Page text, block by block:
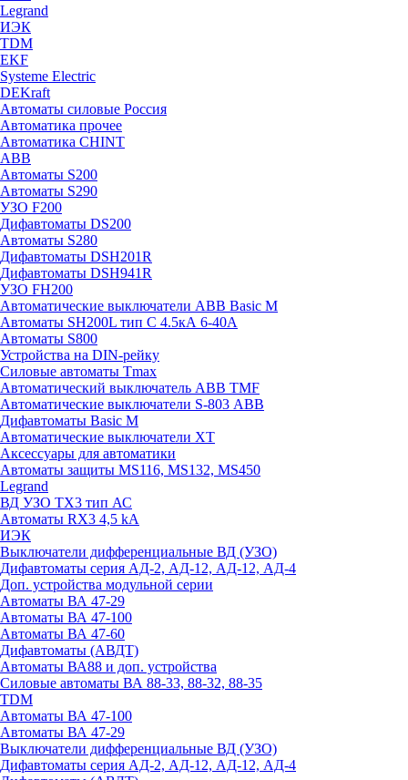
Legrand
ИЭК
TDM
EKF
Systeme Electric
DEKraft
Автоматы силовые Россия
Автоматика прочее
Автоматика CHINT
ABB
Автоматы S200
Автоматы S290
УЗО F200
Дифавтоматы DS200
Автоматы S280
Дифавтоматы DSH201R
Дифавтоматы DSH941R
УЗО FH200
Автоматические выключатели ABB Basic M
Автоматы SH200L тип С 4.5кА 6-40А
Автоматы S800
Устройства на DIN-рейку
Силовые автоматы Tmax
Автоматический выключатель ABB TMF
Автоматические выключатели S-803 АВВ
Дифавтоматы Basic M
Автоматические выключатели XT
Аксессуары для автоматики
Автоматы защиты MS116, MS132, MS450
Legrand
ВД УЗО TX3 тип АС
Автоматы RX3 4,5 kA
ИЭК
Выключатели дифференциальные ВД (УЗО)
Дифавтоматы серия АД-2, АД-12, АД-12, АД-4
Доп. устройства модульной серии
Автоматы ВА 47-29
Автоматы ВА 47-100
Автоматы ВА 47-60
Дифавтоматы (АВДТ)
Автоматы ВА88 и доп. устройства
Силовые автоматы ВА 88-33, 88-32, 88-35
TDM
Автоматы ВА 47-100
Автоматы ВА 47-29
Выключатели дифференциальные ВД (УЗО)
Дифавтоматы серия АД-2, АД-12, АД-12, АД-4